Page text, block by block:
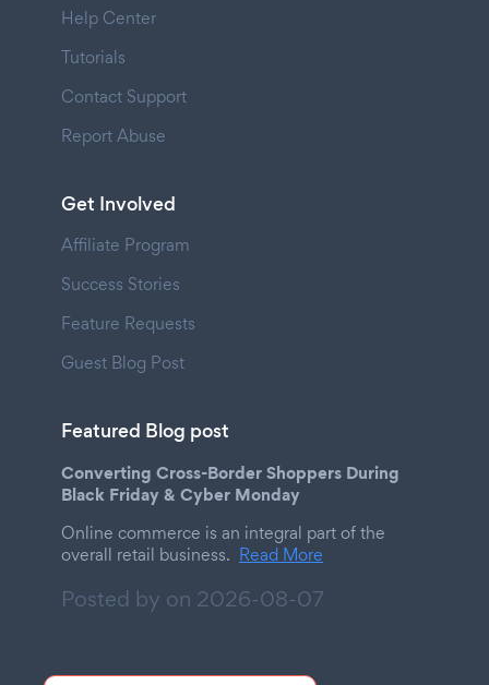
Help Center
Tutorials
Contact Support
Report Abuse
Get Involved
Affiliate Program
Success Stories
Feature Requests
Guest Blog Post
Featured Blog post
Converting Cross-Border Shoppers During
Black Friday & Cyber Monday
Online commerce is an integral part of the
overall retail business. Read More
Posted by on 2026-08-07